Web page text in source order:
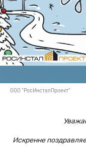
ООО "РосИнсталПроект"
Искренне